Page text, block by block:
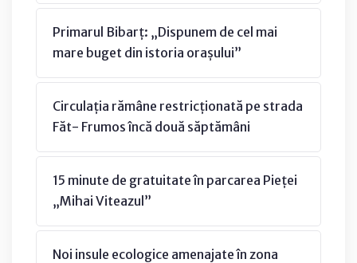
Primarul Bibarț: „Dispunem de cel mai
mare buget din istoria orașului”
Circulația rămâne restricționată pe strada
Făt- Frumos încă două săptămâni
15 minute de gratuitate în parcarea Pieței
„Mihai Viteazul”
Noi insule ecologice amenajate în zona